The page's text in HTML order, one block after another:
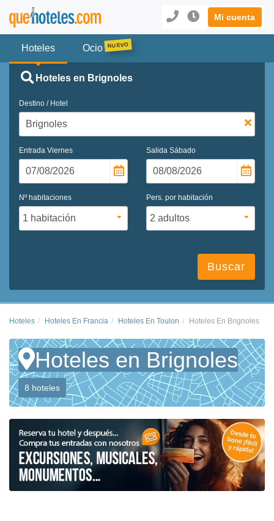
Mi cuenta
Hoteles Ocio
Hoteles en Brignoles
Destino / Hotel
Entrada Viernes Salida Sábado
Nº habitaciones Pers. por habitación
Buscar
Hoteles Hoteles En Francia Hoteles En Toulon Hoteles En Brignoles
Hoteles en Brignoles
8 hoteles